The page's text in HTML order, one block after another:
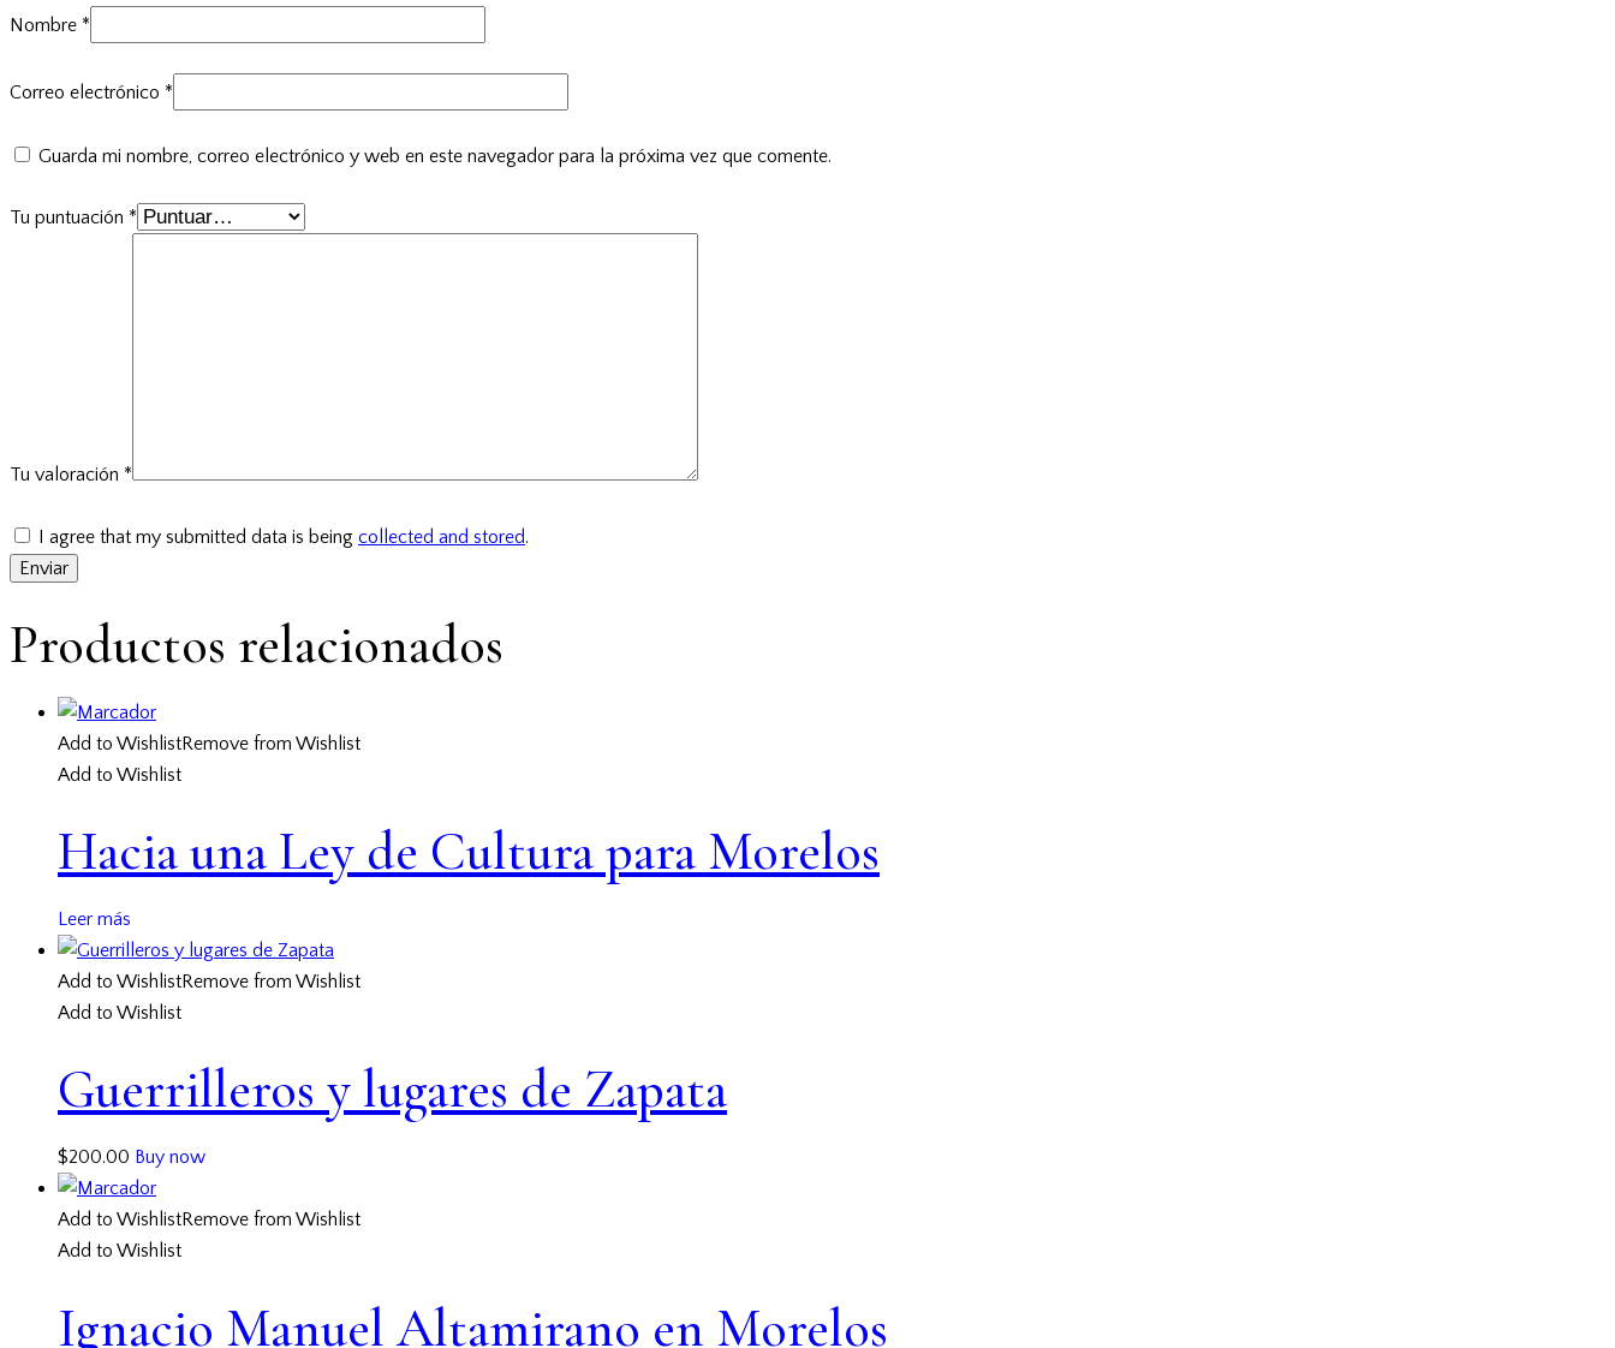
Nombre *
Correo electrónico *
Guarda mi nombre, correo electrónico y web en este navegador para la próxima vez que comente.
Tu puntuación *
Tu valoración *
I agree that my submitted data is being collected and stored.
Productos relacionados
Add to WishlistRemove from Wishlist
Add to Wishlist
Hacia una Ley de Cultura para Morelos
Leer más
Add to WishlistRemove from Wishlist
Add to Wishlist
Guerrilleros y lugares de Zapata
$200.00 Buy now
Add to WishlistRemove from Wishlist
Add to Wishlist
Ignacio Manuel Altamirano en Morelos